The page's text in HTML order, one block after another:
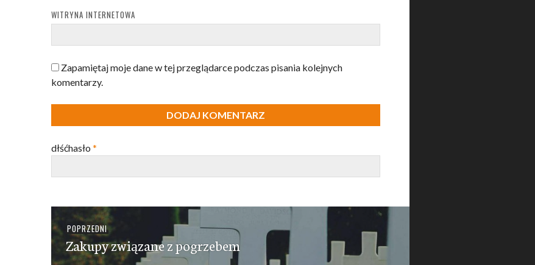
WITRYNA INTERNETOWA
Zapamiętaj moje dane w tej przeglądarce podczas pisania kolejnych
komentarzy.
dłśćhasło *
Nawigacja
wpisu
POPRZEDNIPoprzedni
wpis:
Zakupy związane z pogrzebem